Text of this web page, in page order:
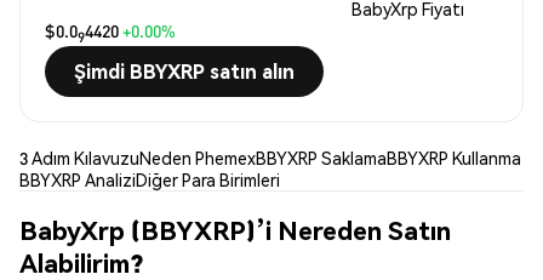
BabyXrp Fiyatı
$0.094420+0.00%
Şimdi BBYXRP satın alın
3 Adım KılavuzuNeden PhemexBBYXRP SaklamaBBYXRP Kullanma
BBYXRP AnaliziDiğer Para Birimleri
BabyXrp (BBYXRP)’i Nereden Satın
Alabilirim?